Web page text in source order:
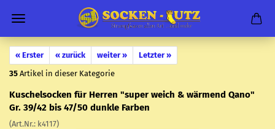
« Erster « zurück weiter »
Letzter »
35 Artikel in dieser Kategorie
Ku­schel­so­cken für Her­ren "super weich & wär­mend Qano"
Gr. 39/42 bis 47/50 dunk­le Far­ben
(Art.Nr.: k4117)